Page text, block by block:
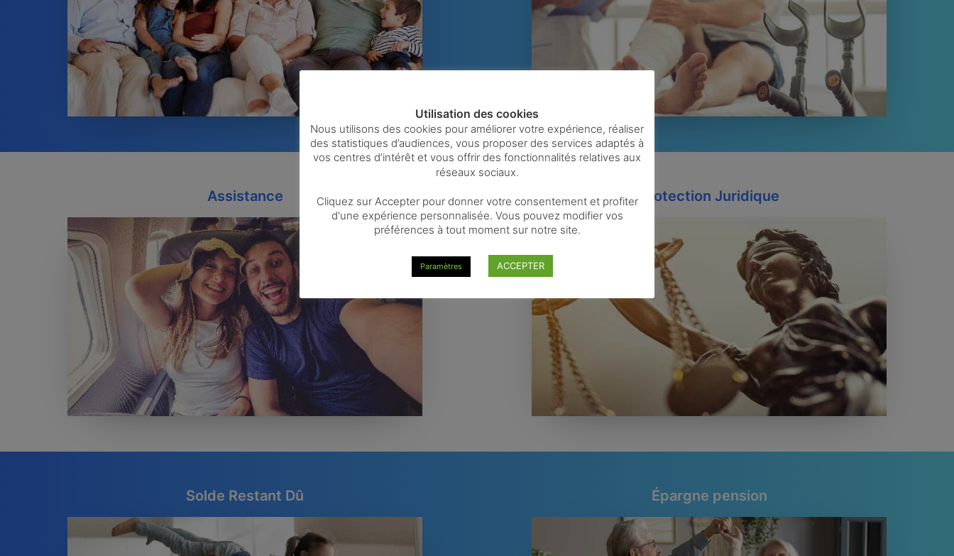
Assistance Protection Juridique
Solde Restant Dû Épargne pension
Utilisation des cookies
Nous utilisons des cookies pour améliorer votre expérience, réaliser
des statistiques d’audiences, vous proposer des services adaptés à
vos centres d’intérêt et vous offrir des fonctionnalités relatives aux
réseaux sociaux.
Cliquez sur Accepter pour donner votre consentement et profiter
d'une expérience personnalisée. Vous pouvez modifier vos
préférences à tout moment sur notre site.
Paramètres ACCEPTER